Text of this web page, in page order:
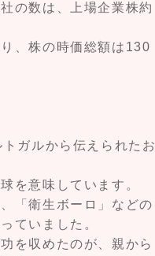
の数は、上場企業株約
、株の時価総額は130
ガルから伝えられたお
を意味しています。
「衛生ボーロ」などの
ていました。
を収めたのが、親から